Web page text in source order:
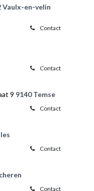
Vaulx-en-velin
Contact
Contact
9 9140 Temse
Contact
Contact
Contact